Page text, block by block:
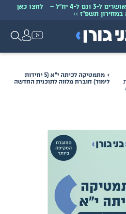
וגם ל-4 יח״ל –
לחצו כאן
במחירון תשפ״ז >>
מתמטיקה לכיתה י"א (5 יחידות
לימוד) חוברת מלווה לתוכנית החדשה